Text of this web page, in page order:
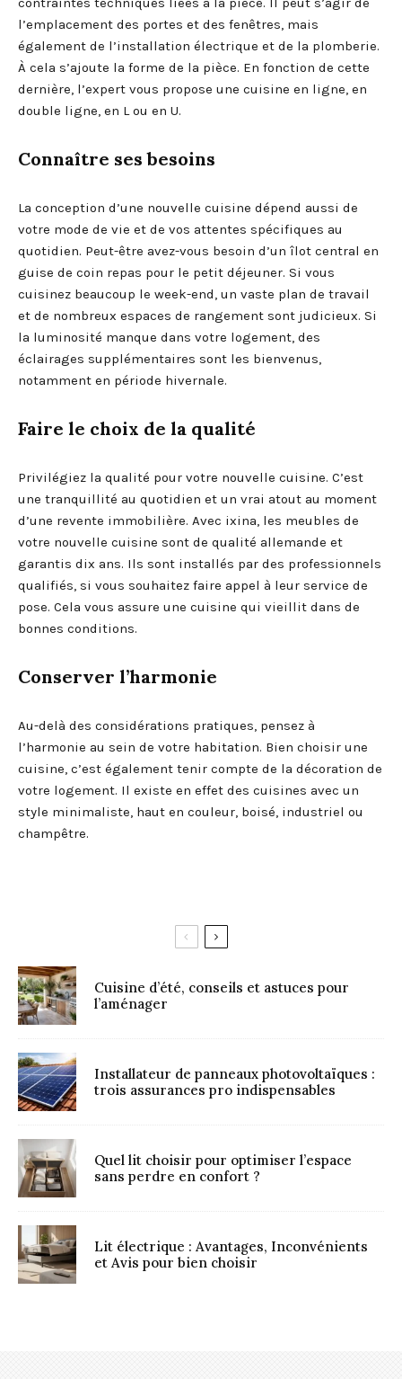
l’emplacement des portes et des fenêtres, mais
également de l’installation électrique et de la plomberie.
À cela s’ajoute la forme de la pièce. En fonction de cette
dernière, l’expert vous propose une cuisine en ligne, en
double ligne, en L ou en U.
Connaître ses besoins
La conception d’une nouvelle cuisine dépend aussi de
votre mode de vie et de vos attentes spécifiques au
quotidien. Peut-être avez-vous besoin d’un îlot central en
guise de coin repas pour le petit déjeuner. Si vous
cuisinez beaucoup le week-end, un vaste plan de travail
et de nombreux espaces de rangement sont judicieux. Si
la luminosité manque dans votre logement, des
éclairages supplémentaires sont les bienvenus,
notamment en période hivernale.
Faire le choix de la qualité
Privilégiez la qualité pour votre nouvelle cuisine. C’est
une tranquillité au quotidien et un vrai atout au moment
d’une revente immobilière. Avec ixina, les meubles de
votre nouvelle cuisine sont de qualité allemande et
garantis dix ans. Ils sont installés par des professionnels
qualifiés, si vous souhaitez faire appel à leur service de
pose. Cela vous assure une cuisine qui vieillit dans de
bonnes conditions.
Conserver l’harmonie
Au-delà des considérations pratiques, pensez à
l’harmonie au sein de votre habitation. Bien choisir une
cuisine, c’est également tenir compte de la décoration de
votre logement. Il existe en effet des cuisines avec un
style minimaliste, haut en couleur, boisé, industriel ou
champêtre.
Cuisine d’été, conseils et astuces pour
l’aménager
Installateur de panneaux photovoltaïques :
trois assurances pro indispensables
Quel lit choisir pour optimiser l’espace
sans perdre en confort ?
Lit électrique : Avantages, Inconvénients
et Avis pour bien choisir